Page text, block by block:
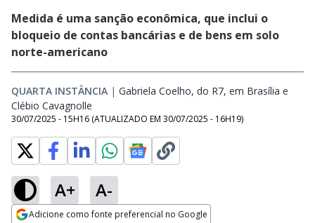
Medida é uma sanção econômica, que inclui o
bloqueio de contas bancárias e de bens em solo
norte-americano
QUARTA INSTÂNCIA | Gabriela Coelho, do R7, em Brasília Opens
e
Clébio Cavagnolle
30/07/2025 - 15H16 (ATUALIZADO EM 30/07/2025 - 16H19)
A+ A-
Adicione como fonte preferencial no Google